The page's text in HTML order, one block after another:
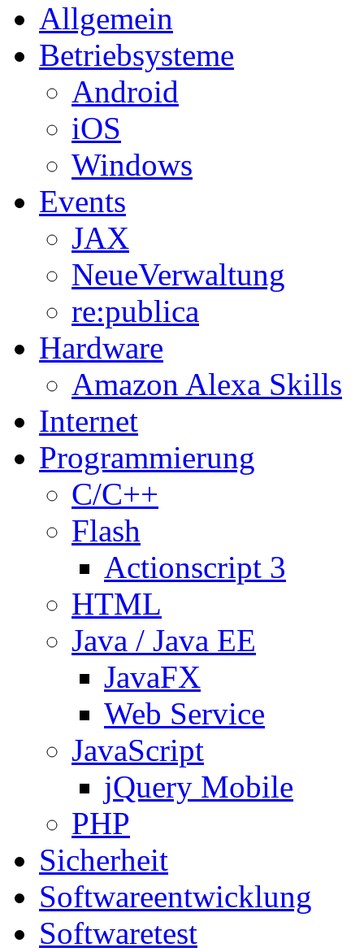
Allgemein
Betriebsysteme
Android
iOS
Windows
Events
JAX
NeueVerwaltung
re:publica
Hardware
Amazon Alexa Skills
Internet
Programmierung
C/C++
Flash
Actionscript 3
HTML
Java / Java EE
JavaFX
Web Service
JavaScript
jQuery Mobile
PHP
Sicherheit
Softwareentwicklung
Softwaretest